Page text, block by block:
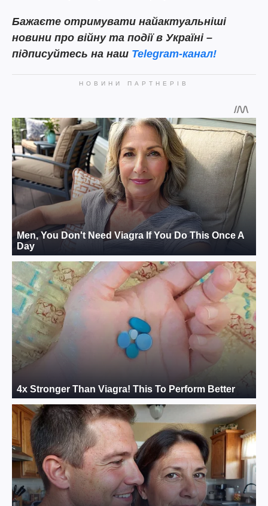
Бажаєте отримувати найактуальніші
новини про війну та події в Україні –
підписуйтесь на наш Telegram-канал!